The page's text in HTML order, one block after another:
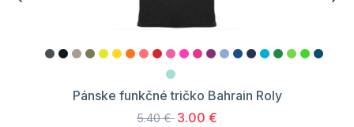
Pánske funkčné tričko Bahrain Roly
5.40 € 3.00 €